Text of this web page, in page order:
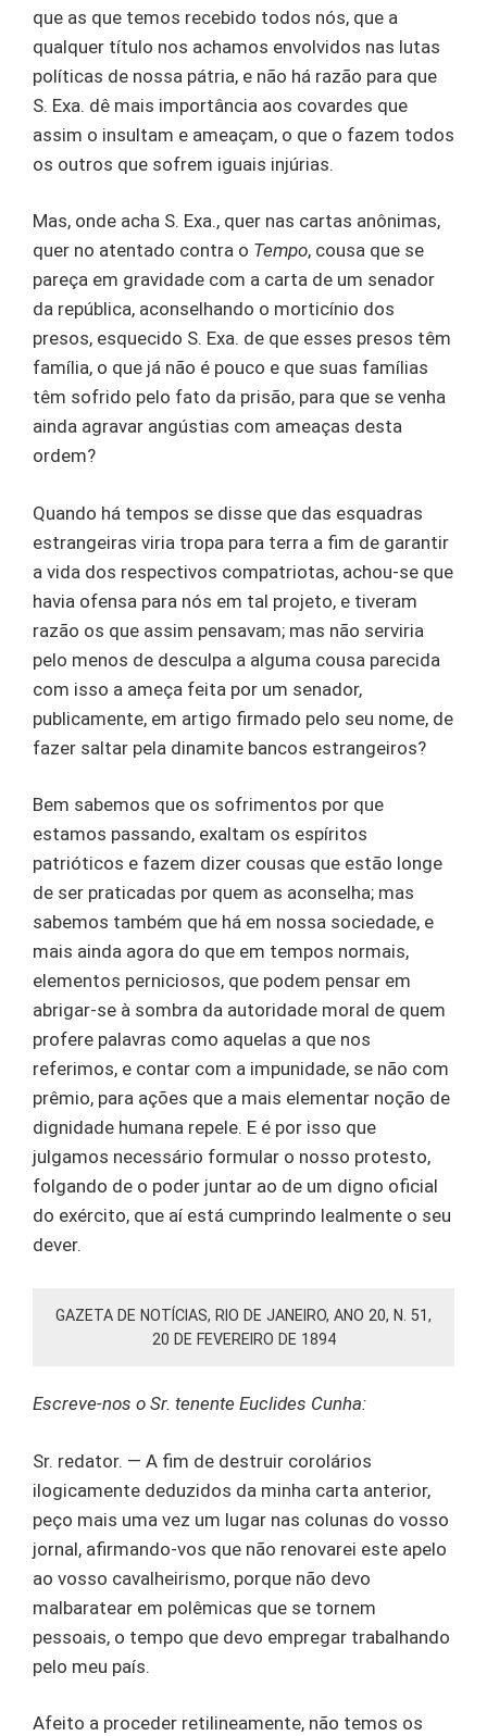
que as que temos recebido todos nós, que a
qualquer título nos achamos envolvidos nas lutas
políticas de nossa pátria, e não há razão para que
S. Exa. dê mais importância aos covardes que
assim o insultam e ameaçam, o que o fazem todos
os outros que sofrem iguais injúrias.
Mas, onde acha S. Exa., quer nas cartas anônimas,
quer no atentado contra o Tempo, cousa que se
pareça em gravidade com a carta de um senador
da república, aconselhando o morticínio dos
presos, esquecido S. Exa. de que esses presos têm
família, o que já não é pouco e que suas famílias
têm sofrido pelo fato da prisão, para que se venha
ainda agravar angústias com ameaças desta
ordem?
Quando há tempos se disse que das esquadras
estrangeiras viria tropa para terra a fim de garantir
a vida dos respectivos compatriotas, achou-se que
havia ofensa para nós em tal projeto, e tiveram
razão os que assim pensavam; mas não serviria
pelo menos de desculpa a alguma cousa parecida
com isso a ameça feita por um senador,
publicamente, em artigo firmado pelo seu nome, de
fazer saltar pela dinamite bancos estrangeiros?
Bem sabemos que os sofrimentos por que
estamos passando, exaltam os espíritos
patrióticos e fazem dizer cousas que estão longe
de ser praticadas por quem as aconselha; mas
sabemos também que há em nossa sociedade, e
mais ainda agora do que em tempos normais,
elementos perniciosos, que podem pensar em
abrigar-se à sombra da autoridade moral de quem
profere palavras como aquelas a que nos
referimos, e contar com a impunidade, se não com
prêmio, para ações que a mais elementar noção de
dignidade humana repele. E é por isso que
julgamos necessário formular o nosso protesto,
folgando de o poder juntar ao de um digno oficial
do exército, que aí está cumprindo lealmente o seu
dever.
GAZETA DE NOTÍCIAS, RIO DE JANEIRO, ANO 20, N. 51,
20 DE FEVEREIRO DE 1894
Escreve-nos o Sr. tenente Euclides Cunha:
Sr. redator. — A fim de destruir corolários
ilogicamente deduzidos da minha carta anterior,
peço mais uma vez um lugar nas colunas do vosso
jornal, afirmando-vos que não renovarei este apelo
ao vosso cavalheirismo, porque não devo
malbaratear em polêmicas que se tornem
pessoais, o tempo que devo empregar trabalhando
pelo meu país.
Afeito a proceder retilineamente, não temos os